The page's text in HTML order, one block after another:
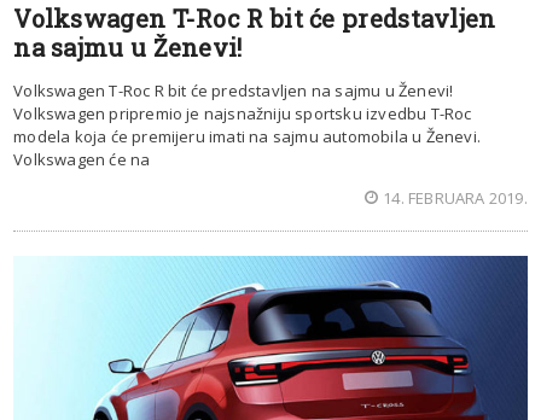
Volkswagen T-Roc R bit će predstavljen
na sajmu u Ženevi!
Volkswagen T-Roc R bit će predstavljen na sajmu u Ženevi!
Volkswagen pripremio je najsnažniju sportsku izvedbu T-Roc
modela koja će premijeru imati na sajmu automobila u Ženevi.
Volkswagen će na
14. FEBRUARA 2019.